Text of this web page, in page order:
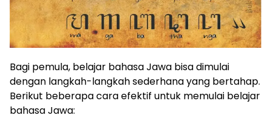
Bagi pemula, belajar bahasa Jawa bisa dimulai
dengan langkah-langkah sederhana yang bertahap.
Berikut beberapa cara efektif untuk memulai belajar
bahasa Jawa: